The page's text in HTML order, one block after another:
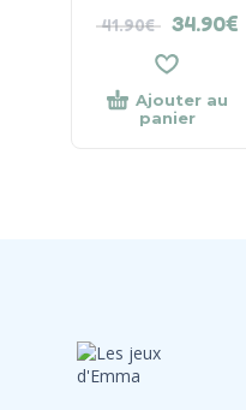
41.90€ 34.90€
Ajouter au
panier